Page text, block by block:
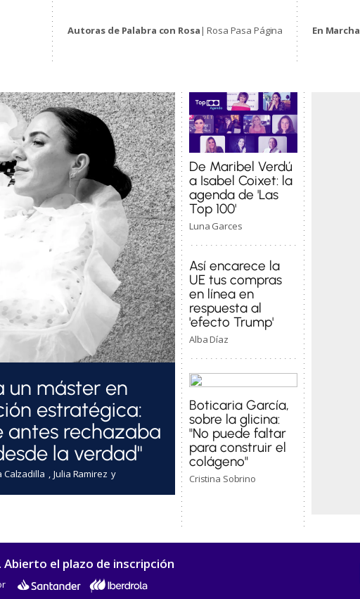
Autoras de Palabra con Rosa| Rosa Pasa Página En Marcha
un máster en
estratégica:
antes rechazaba
la verdad"
Calzadilla Julia Ramirez
De Maribel Verdú
a Isabel Coixet: la
agenda de 'Las
Top 100'
Luna Garces
Así encarece la
UE tus compras
en línea en
respuesta al
'efecto Trump'
Alba Díaz
Boticaria García,
sobre la glicina:
"No puede faltar
para construir el
colágeno"
Cristina Sobrino
Abierto el plazo de inscripción